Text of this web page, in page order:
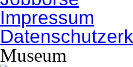
Impressum
Museum